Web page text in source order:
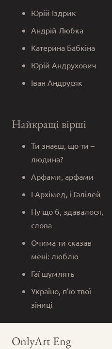
Юрій Іздрик
Андрій Любка
Катерина Бабкіна
Юрій Андрухович
Іван Андрусяк
Найкращі вірші
Ти знаєш, що ти –
людина?
Арфами, арфами
І Архімед, і Галілей
Ну що б, здавалося,
слова
Очима ти сказав
мені: люблю
Гаї шумлять
Україно, п’ю твої
зіниці
OnlyArt Eng